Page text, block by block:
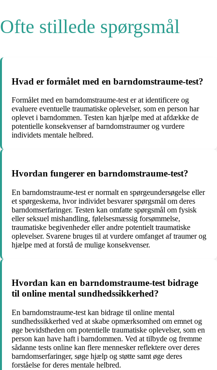
Ofte stillede spørgsmål
Hvad er formålet med en barndomstraume-test?
Formålet med en barndomstraume-test er at identificere og
evaluere eventuelle traumatiske oplevelser, som en person har
oplevet i barndommen. Testen kan hjælpe med at afdække de
potentielle konsekvenser af barndomstraumer og vurdere
individets mentale helbred.
Hvordan fungerer en barndomstraume-test?
En barndomstraume-test er normalt en spørgeundersøgelse eller
et spørgeskema, hvor individet besvarer spørgsmål om deres
barndomserfaringer. Testen kan omfatte spørgsmål om fysisk
eller seksuel mishandling, følelsesmæssig forsømmelse,
traumatiske begivenheder eller andre potentielt traumatiske
oplevelser. Svarene bruges til at vurdere omfanget af traumer og
hjælpe med at forstå de mulige konsekvenser.
Hvordan kan en barndomstraume-test bidrage
til online mental sundhedssikkerhed?
En barndomstraume-test kan bidrage til online mental
sundhedssikkerhed ved at skabe opmærksomhed om emnet og
øge bevidstheden om potentielle traumatiske oplevelser, som en
person kan have haft i barndommen. Ved at tilbyde og fremme
sådanne tests online kan flere mennesker reflektere over deres
barndomserfaringer, søge hjælp og støtte samt øge deres
forståelse for deres mentale helbred.